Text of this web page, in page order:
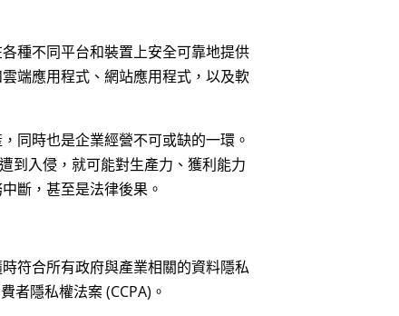
種不同平台和裝置上安全可靠地提供
端應用程式、網站應用程式，以及軟
同時也是企業經營不可或缺的一環。
到入侵，就可能對生產力、獲利能力
斷，甚至是法律後果。
符合所有政府與產業相關的資料隱私
者隱私權法案 (CCPA)。